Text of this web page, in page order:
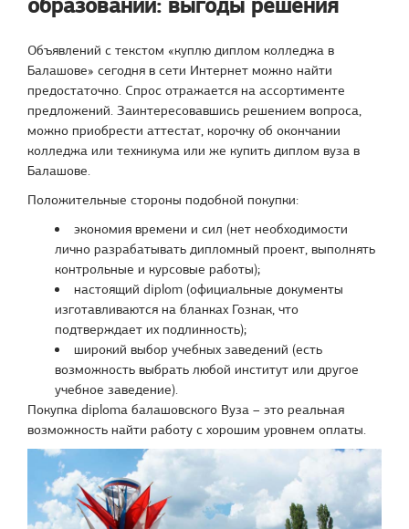
образовании: выгоды решения
Объявлений с текстом «куплю диплом колледжа в
Балашове» сегодня в сети Интернет можно найти
предостаточно. Спрос отражается на ассортименте
предложений. Заинтересовавшись решением вопроса,
можно приобрести аттестат, корочку об окончании
колледжа или техникума или же купить диплом вуза в
Балашове.
Положительные стороны подобной покупки:
экономия времени и сил (нет необходимости
лично разрабатывать дипломный проект, выполнять
контрольные и курсовые работы);
настоящий diplom (официальные документы
изготавливаются на бланках Гознак, что
подтверждает их подлинность);
широкий выбор учебных заведений (есть
возможность выбрать любой институт или другое
учебное заведение).
Покупка diploma балашовского Вуза – это реальная
возможность найти работу с хорошим уровнем оплаты.